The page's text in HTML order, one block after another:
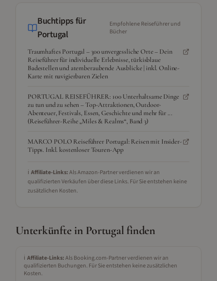
Buchtipps für
Portugal
Empfohlene Reiseführer und
Bücher
Traumhaftes Portugal – 300 unvergessliche Orte – Dein
Reiseführer für individuelle Erlebnisse, türkisblaue
Badestellen und atemberaubende Ausblicke | inkl. Online-
Karte mit navigierbaren Zielen
PORTUGAL REISEFÜHRER: 100 Unterhaltsame Dinge
zu tun und zu sehen – Top-Attraktionen, Outdoor-
Abenteuer, Festivals, Essen, Geschichte und mehr für ...
(Reiseführer-Reihe „Miles & Realms“, Band 3)
MARCO POLO Reiseführer Portugal: Reisen mit Insider-
Tipps. Inkl. kostenloser Touren-App
ℹ️ Affiliate-Links:Als Amazon-Partner verdienen wir an
qualifizierten Verkäufen über diese Links. Für Sie entstehen keine
zusätzlichen Kosten.
Unterkünfte in Portugalfinden
ℹ️ Affiliate-Links:Als Booking.com-Partner verdienen wir an
qualifizierten Buchungen. Für Sie entstehen keine zusätzlichen
Kosten.